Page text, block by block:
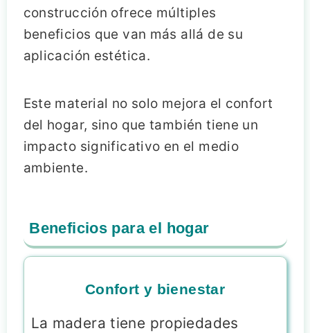
construcción ofrece múltiples
beneficios que van más allá de su
aplicación estética.
Este material no solo mejora el confort
del hogar, sino que también tiene un
impacto significativo en el medio
ambiente.
Beneficios para el hogar
Confort y bienestar
La madera tiene propiedades